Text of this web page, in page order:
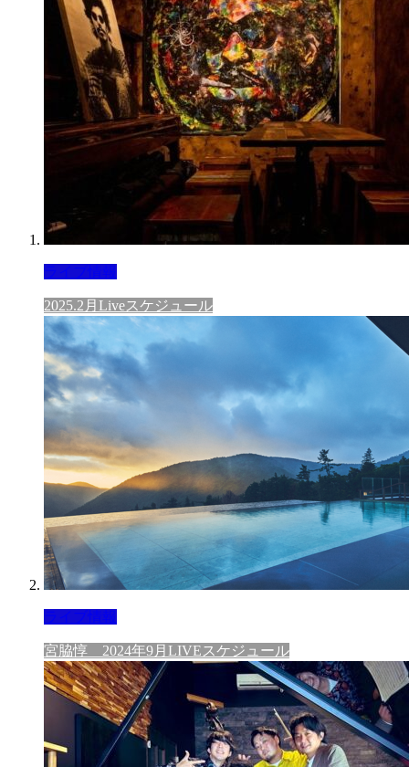
ライブ情報
2025.2月Liveスケジュール
ライブ情報
宮脇惇 2024年9月LIVEスケジュール